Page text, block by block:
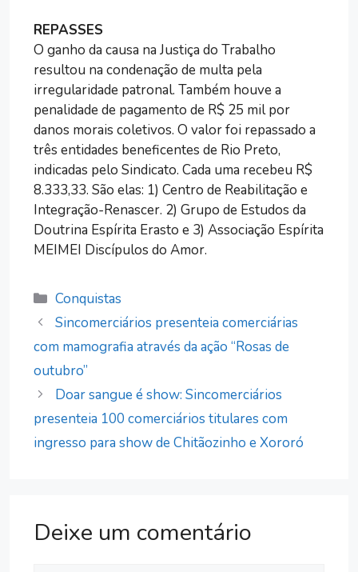
REPASSES
O ganho da causa na Justiça do Trabalho
resultou na condenação de multa pela
irregularidade patronal. Também houve a
penalidade de pagamento de R$ 25 mil por
danos morais coletivos. O valor foi repassado a
três entidades beneficentes de Rio Preto,
indicadas pelo Sindicato. Cada uma recebeu R$
8.333,33. São elas: 1) Centro de Reabilitação e
Integração-Renascer. 2) Grupo de Estudos da
Doutrina Espírita Erasto e 3) Associação Espírita
MEIMEI Discípulos do Amor.
Categorias
Conquistas
Sincomerciários presenteia comerciárias
com mamografia através da ação “Rosas de
outubro”
Doar sangue é show: Sincomerciários
presenteia 100 comerciários titulares com
ingresso para show de Chitãozinho e Xororó
Deixe um comentário